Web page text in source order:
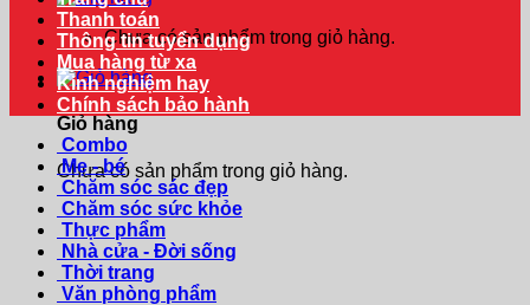
Chưa có sản phẩm trong giỏ hàng.
Giỏ hàng
Chưa có sản phẩm trong giỏ hàng.
Thanh toán
Thông tin tuyển dụng
Mua hàng từ xa
Kinh nghiệm hay
Chính sách bảo hành
Combo
Mẹ - bé
Chăm sóc sác đẹp
Chăm sóc sức khỏe
Thực phẩm
Nhà cửa - Đời sống
Thời trang
Văn phòng phẩm